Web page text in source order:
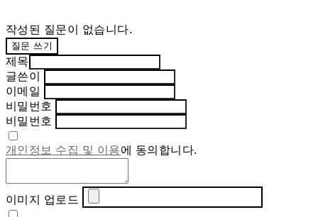
작성된 질문이 없습니다.
질문 쓰기
제목
글쓴이
이메일
비밀번호
비밀번호
개인정보 수집 및 이용에 동의합니다.
이미지 업로드